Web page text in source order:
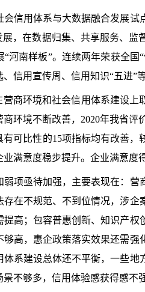
用体系与大数据融合发展试
展，在数据归集、共享服务、
河南样板”。连续两年荣获全
信用宣传周、信用知识“五进
环境和社会信用体系建设上
环境不断改善，2020年我省评
可比性的15项指标均有改善，
满意度稳步提升。企业满意度
亟待加强，主要表现在：营
在不规范、不到位情况，涉
高；包容普惠创新、知识产
高，惠企政策落实效果还需
体系建设总体还不平衡，一些
不够多，信用体验感获得感